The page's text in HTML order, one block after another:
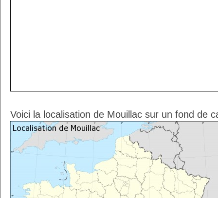
Voici la localisation de Mouillac sur un fond de